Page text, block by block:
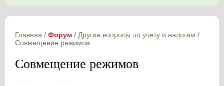
Главная / Форум / Другие вопросы по учету и налогам /
Совмещение режимов
Совмещение режимов